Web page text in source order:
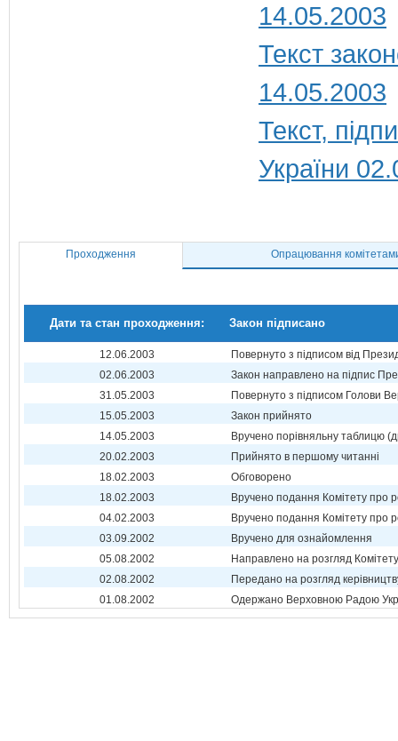
14.05.2003
Текст
14.05.2003
Текст,
України
Проходження Опрацювання
Дати та стан проходження: Закон підписано
12.06.2003
Повернуто з підписом від
02.06.2003
Закон направлено на підпис
31.05.2003
Повернуто з підписом Голови
15.05.2003
Закон прийнято
14.05.2003
Вручено порівняльну таблицю
20.02.2003
Прийнято в першому читанні
18.02.2003
Обговорено
18.02.2003
Вручено подання Комітету про
04.02.2003
Вручено подання Комітету про
03.09.2002
Вручено для ознайомлення
05.08.2002
Направлено на розгляд Комітету
02.08.2002
Передано на розгляд
01.08.2002
Одержано Верховною Радою